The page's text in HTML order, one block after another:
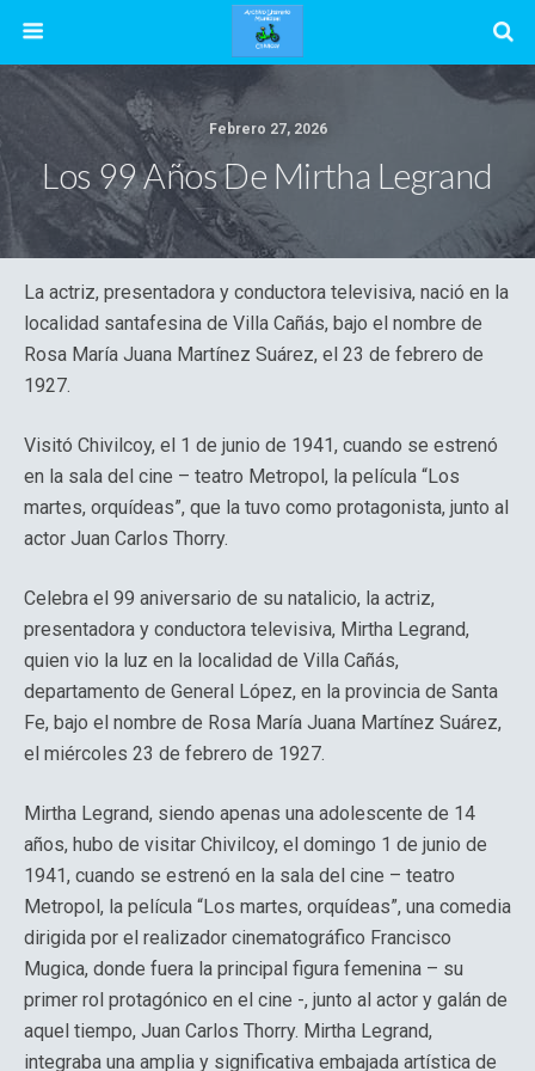
Febrero 27, 2026
Los 99 Años De Mirtha Legrand
La actriz, presentadora y conductora televisiva, nació en la
localidad santafesina de Villa Cañás, bajo el nombre de
Rosa María Juana Martínez Suárez, el 23 de febrero de
1927.
Visitó Chivilcoy, el 1 de junio de 1941, cuando se estrenó
en la sala del cine – teatro Metropol, la película “Los
martes, orquídeas”, que la tuvo como protagonista, junto al
actor Juan Carlos Thorry.
Celebra el 99 aniversario de su natalicio, la actriz,
presentadora y conductora televisiva, Mirtha Legrand,
quien vio la luz en la localidad de Villa Cañás,
departamento de General López, en la provincia de Santa
Fe, bajo el nombre de Rosa María Juana Martínez Suárez,
el miércoles 23 de febrero de 1927.
Mirtha Legrand, siendo apenas una adolescente de 14
años, hubo de visitar Chivilcoy, el domingo 1 de junio de
1941, cuando se estrenó en la sala del cine – teatro
Metropol, la película “Los martes, orquídeas”, una comedia
dirigida por el realizador cinematográfico Francisco
Mugica, donde fuera la principal figura femenina – su
primer rol protagónico en el cine -, junto al actor y galán de
aquel tiempo, Juan Carlos Thorry. Mirtha Legrand,
integraba una amplia y significativa embajada artística de